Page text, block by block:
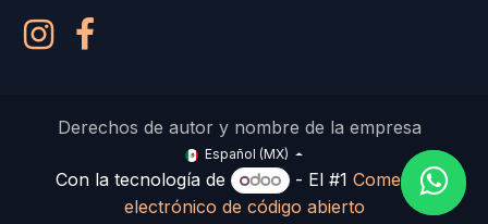
Derechos de autor y nombre de la empresa
Español (MX)
Con la tecnología de - El #1Comercio
electrónico de código abierto